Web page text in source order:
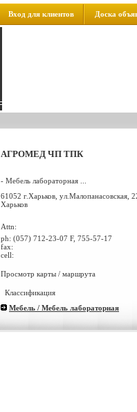
Вход для клиентов Доска
АГРОМЕД ЧП ТПК
- Мебель лабораторная ...
61052 г.Харьков, ул.Малопанасовская,
Харьков
Attn:
ph: (057) 712-23-07 F, 755-57-17
fax:
cell:
Просмотр карты / маршрута
Классификация
Мебель / Мебель лабораторная